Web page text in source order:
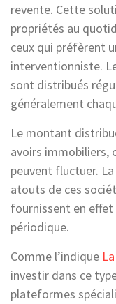
revente. Cette
propriétés au
ceux qui préfèrent
interventionniste.
sont distribués
généralement
Le montant
avoirs immobiliers,
peuvent fluctuer.
atouts de ces
fournissent en
périodique.
Comme l’indique
investir dans ce
plateformes